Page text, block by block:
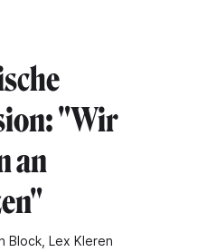
"Wir
an
Block, Lex Kleren